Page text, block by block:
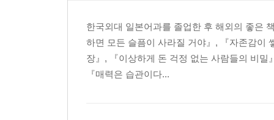
한국외대 일본어과를 졸업한 후 해외의 좋은
하면 모든 슬픔이 사라질 거야』, 『자존감이
장』, 『이상하게 돈 걱정 없는 사람들의 비
『매력은 습관이다...